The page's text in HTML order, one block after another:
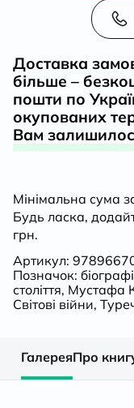
Доставка
більше –
пошти по
окупованих
Вам
Мінімальна сума
Будь ласка,
грн.
Артикул:
Позначок:
століття, Мустафа
Світові війни,
ГалереяПро